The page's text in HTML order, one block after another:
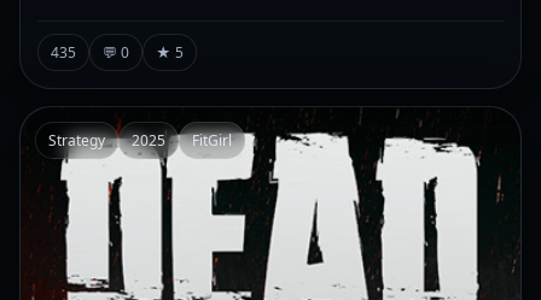
435 💬 0 ★ 5
Strategy 2025 FitGirl